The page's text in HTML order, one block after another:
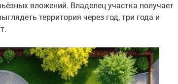
вложений. Владелец участка получает
территория через год, три года и